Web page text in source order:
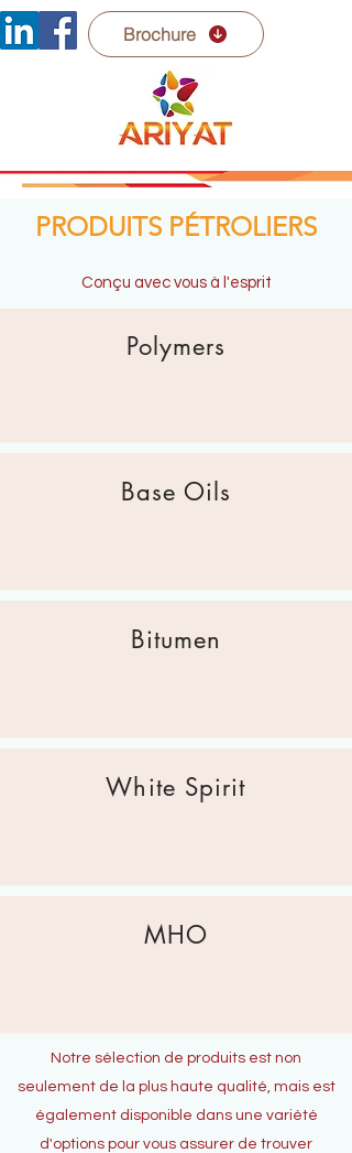
Brochure
PRODUITS PÉTROLIERS
Conçu avec vous à l'esprit
Polymers
Base Oils
Bitumen
White Spirit
MHO
Notre sélection de produits est non
seulement de la plus haute qualité, mais est
également disponible dans une variété
d'options pour vous assurer de trouver